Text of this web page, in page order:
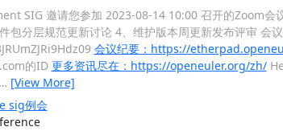
SIG 邀请您参加 2023-08-14 10:00 召开的Zoom会
包分层规范更新讨论 4、维护版本周更新发布评审
会议纪要：https://
的ID 更多资讯尽在：https://openeuler.org/zh/
… [View More]
sig例会